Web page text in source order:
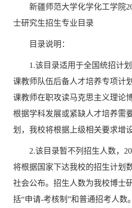
新疆师范大学化学化工学院
士研究生招生专业目录
目录说明：
1.该目录适用于全国统招计
课教师队伍后备人才培养专项计
课教师在职攻读马克思主义理论
根据学科发展或紧缺人才培养需
划，我校将根据上级相关要求增设
2.该目录暂不列招生人数，
将根据国家下达我校的招生计划
社会公布。招生人数为我校博士
括“申请-考核制”和普通招考人数。